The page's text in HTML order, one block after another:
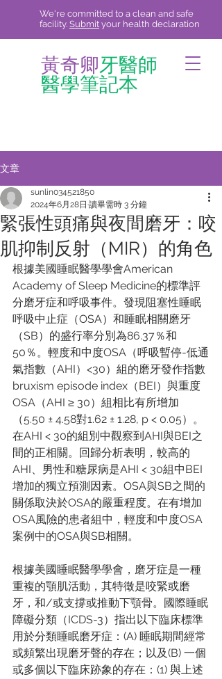
黃奇卿牙醫師
醫學筆記本
We're committed to a clean and safe
facility. Submit your health declaration
文章
緊張性頭痛與夜間磨牙：咬
肌抑制反射（MIR）的角色
sunlin034521850
2024年6月28日 讀畢需時 3 分鐘
根據美國睡眠醫學學會American
Academy of Sleep Medicine的標準評
分磨牙症和呼吸事件。發現阻塞性睡眠
呼吸中⽌症（OSA）和睡眠相關磨牙
（SB）的盛⾏率分別為86.37％和
50％。輕度和中度OSA（呼吸暫停-低通
氣指數（AHI）<30）組的磨牙發作指數
bruxism episode index（BEI）與重度
OSA（AHI ≥ 30）組相比有所增加
（5.50 ± 4.58對1.62 ± 1.28, p < 0.05）。
在AHI < 30的組別中觀察到AHI與BEI之
間的正相關。回歸分析表明，較⾼的
AHI、男性和糖尿病是AHI < 30組中BEI
增加的獨立預測因素。OSA與SB之間的
關係取決於OSA的嚴重程度。在有增加
OSA風險的患者組中，輕度和中度OSA
案例中的OSA與SB相關。
根據美國睡眠醫學學會，磨牙症是⼀種
重複的顎肌活動，其特徵是咬緊或磨
牙，和/或⽀撐或推動下顎骨。國際睡眠
障礙分類（ICDS-3）指出以下臨床標準
⽤於分類睡眠磨牙症：(A) 睡眠期間經常
或頻繁出現磨牙聲的存在；以及(B) ⼀個
或多個以下臨床跡象的存在：(1) 與上述